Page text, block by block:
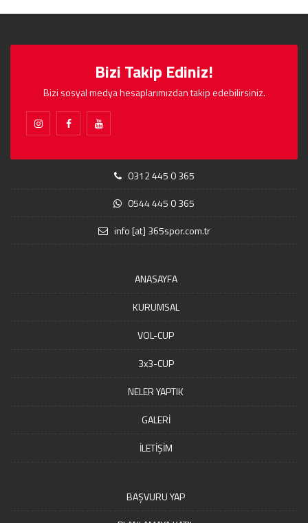
Bizi Takip Ediniz!
Bizi sosyal medya hesaplarımızdan takip edebilirsiniz.
0312 445 0 365
0544 445 0 365
info [at] 365spor.com.tr
ANASAYFA
KURUMSAL
VOL-CUP
3x3-CUP
NELER YAPTIK
GALERİ
İLETİŞİM
BAŞVURU YAP